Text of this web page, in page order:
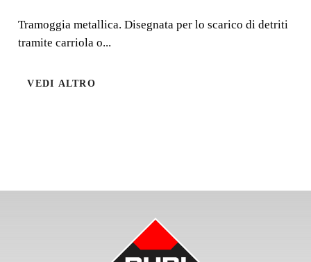
CON TRAMOGGIA
"RUBCHUTE"
Tramoggia metallica. Disegnata per lo scarico di detriti
tramite carriola o...
VEDI ALTRO